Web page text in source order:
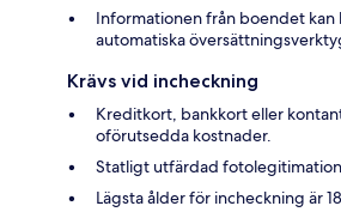
Informationen från boendet kan
automatiska
Krävs vid incheckning
Kreditkort, bankkort eller
oförutsedda kostnader.
Statligt utfärdad fotolegitimation
Lägsta ålder för incheckning är